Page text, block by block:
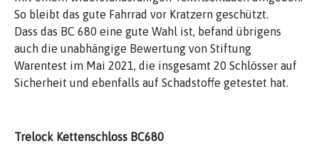
So bleibt das gute Fahrrad vor Kratzern geschützt.
Dass das BC 680 eine gute Wahl ist, befand übrigens
auch die unabhängige Bewertung von Stiftung
Warentest im Mai 2021, die insgesamt 20 Schlösser auf
Sicherheit und ebenfalls auf Schadstoffe getestet hat.
Trelock Kettenschloss BC680